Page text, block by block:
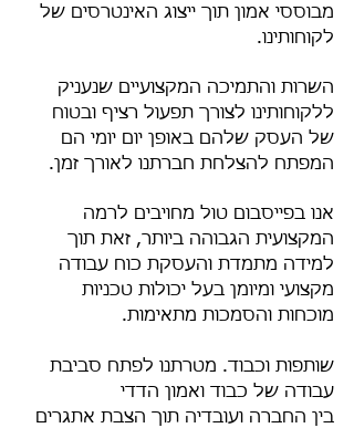
מבוססי אמון תוך ייצוג האינטרסים של
לקוחותינו.
השרות והתמיכה המקצועיים שנעניק
ללקוחותינו לצורך תפעול רציף ובטוח
של העסק שלהם באופן יום יומי הם
המפתח להצלחת חברתנו לאורך זמן.
אנו בפייסבום טול מחויבים לרמה
המקצועית הגבוהה ביותר, זאת תוך
למידה מתמדת והעסקת כוח עבודה
מקצועי ומיומן בעל יכולות טכניות
מוכחות והסמכות מתאימות.
שותפות וכבוד. מטרתנו לפתח סביבת
עבודה של כבוד ואמון הדדי
בין החברה ועובדיה תוך הצבת אתגרים